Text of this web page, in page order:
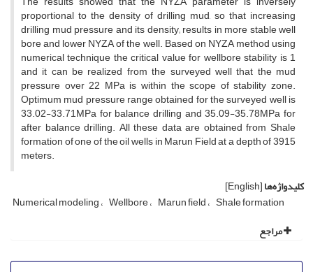
proportional to the density of drilling mud, so that increasing
drilling mud pressure and its density; results in more stable well
bore and lower NYZA of the well. Based on NYZA method using
numerical technique the critical value for wellbore stability is 1
and it can be realized from the surveyed well that the mud
pressure over 22 MPa is within the scope of stability zone.
Optimum mud pressure range obtained for the surveyed well is
33.02-33.71MPa for balance drilling and 35.09-35.78MPa for
after balance drilling. All these data are obtained from Shale
formation of one of the oil wells in Marun Field at a depth of 3915
meters.
کلیدواژه‌ها[English]
Numerical modeling Wellbore Marun field Shale formation
مراجع